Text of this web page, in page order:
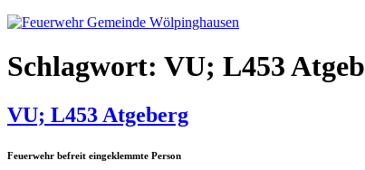
Schlagwort: VU; L453
VU; L453 Atgeberg
Feuerwehr befreit eingeklemmte Person